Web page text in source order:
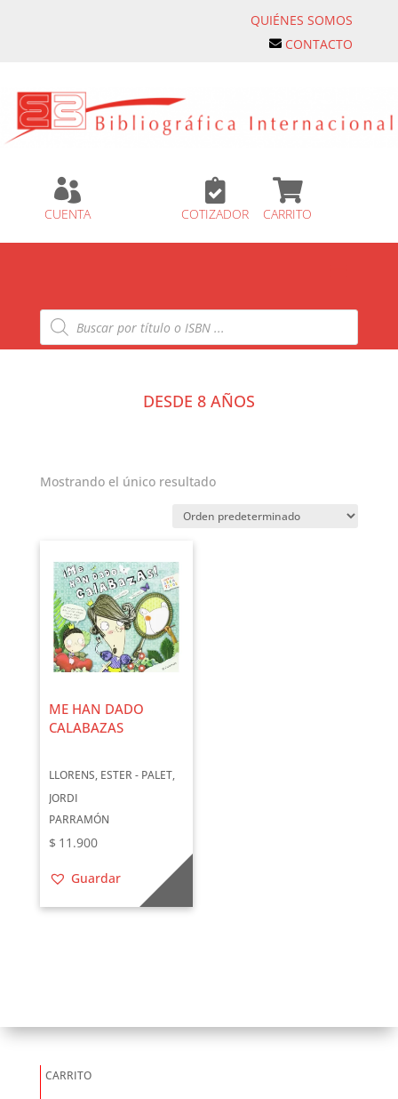
QUIÉNES SOMOS
CONTACTO

CUENTA

COTIZADOR

CARRITO
Búsqueda
de
productos
DESDE 8 AÑOS
Mostrando el único resultado
ME HAN DADO
CALABAZAS
LLORENS, ESTER - PALET,
JORDI
PARRAMÓN
$ 11.900
Guardar
CARRITO